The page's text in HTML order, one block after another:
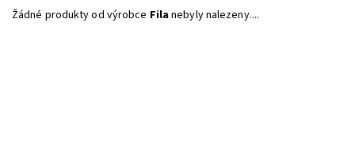
Žádné produkty od výrobce Filanebyly nalezeny....